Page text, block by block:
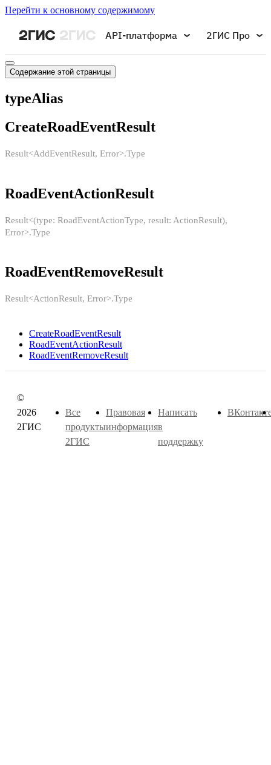
Перейти к основному содержимому
API-платформа 2ГИС Про
Содержание этой страницы
typeAlias
CreateRoadEventResult
Result<AddEventResult, Error>.Type
RoadEventActionResult
Result<(type: RoadEventActionType, result: ActionResult),
Error>.Type
RoadEventRemoveResult
Result<ActionResult, Error>.Type
CreateRoadEventResult
RoadEventActionResult
RoadEventRemoveResult
©
2026
2ГИС
Все
продукты
2ГИС
Правовая
информация
Написать
в
поддержку